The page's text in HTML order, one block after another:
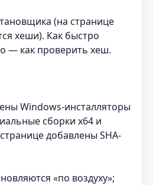
(на странице
хеши). Как быстро
— как проверить хеш.
Windows-инсталляторы
сборки x64 и
добавлены SHA-
«по воздуху»;